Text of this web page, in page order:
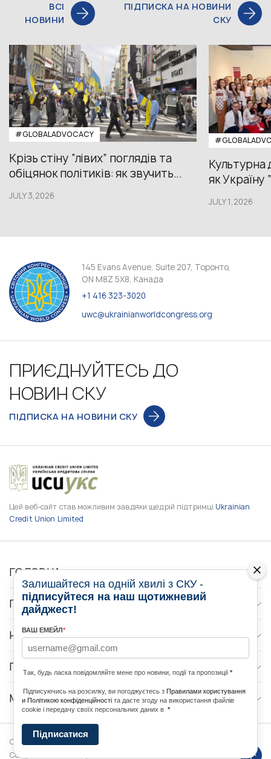
ВСІ
НОВИНИ
ПІДПИСКА НА НОВИНИ
СКУ
#GLOBALADVOCACY
Крізь стіну “лівих” поглядів та
обіцянок політиків: як звучить...
JULY 3,2026
Культурна
як
JULY 1,2026
145 Evans Avenue, Suite 207, Торонто,
ON M8Z 5X8, Канада
+1 416 323-3020
uwc@ukrainianworldcongress.org
ПРИЄДНУЙТЕСЬ ДО
НОВИН СКУ
ПІДПИСКА НА НОВИНИ СКУ
Цей веб-сайт став можливим завдяки щедрій підтримці Ukrainian
Credit Union Limited
ГОЛОВНА
ПРО НАС
НОВИНИ
ПРОГРАМИ
МЕДІА КОНТАКТИ
Copyright © 2026 Ukrainian World
Congress. Powered by
Залишайтеся на одній хвилі з СКУ -
підписуйтеся на наш щотижневий
дайджест!
ВАШ ЕМЕЙЛ*
Так, будь ласка повідомляйте мене про новини, події та пропозиції *
Підписуючись на розсилку, ви погоджуєтесь з Правилами користування
и Політикою конфіденційності та даєте згоду на використання файлів
cookie і передачу своїх персональних даних в *
Підписатися